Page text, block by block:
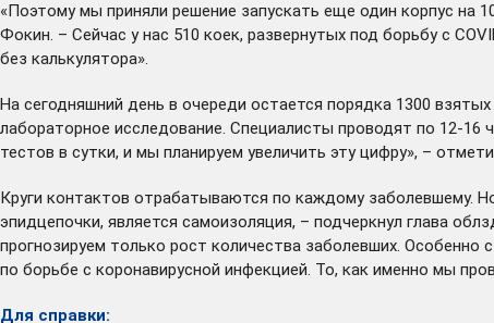
«Поэтому мы приняли решение запускать еще один корпус на
Фокин. – Сейчас у нас 510 коек, развернутых под борьбу с
без калькулятора».
На сегодняшний день в очереди остается порядка 1300
лабораторное исследование. Специалисты проводят по 12-16
тестов в сутки, и мы планируем увеличить эту цифру», –
Круги контактов отрабатываются по каждому заболевшему.
эпидцепочки, является самоизоляция, – подчеркнул глава
прогнозируем только рост количества заболевших.
по борьбе с коронавирусной инфекцией. То, как именно мы
Для справки: